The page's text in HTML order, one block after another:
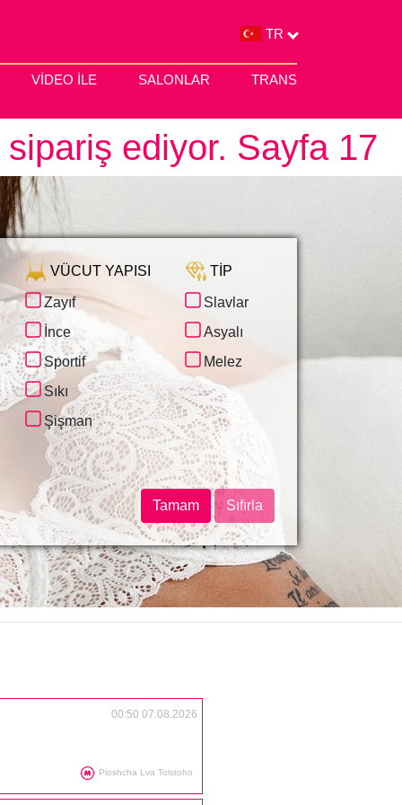
TR
VIDEO ILE SALONLAR TRANS
ediyor. Sayfa 17
HEROIV DNIPRA
MINSKA
OBOLON
PETROVKA
TARASA SHEVCHENKA
KONTRAKTOVA PLOSHCHA
POSHTOVA PLOSHCHA
MAIDAN NEZALEZHNOSTI
PLOSHCHA LVA TOLSTOHO
OLIMPIISKA
PALATS UKRAINA
LYBIDSKA
DEMIIVSKA
HOLOSIIVSKA
VASYLKIVSKA
VYSTAVKOVYI TSENTR
STRAPON
ÇIĞNEME
KIRBAÇLAMA
KÖLE
KLASIK FISTING
ANAL FISTING
ANILINGUS (ACCEPT)
RIMMING (DO)
ALTIN YAĞMUR (ISSUING)
ALTIN YAĞMUR (RESEPSIYON)
COPRO (DAĞITIM)
COPRO
VÜCUT YAPISI
Zayıf
İnce
Sportif
Sıkı
Şişman
TIP
Slavlar
Asyalı
Melez
Tamam Sıfırla
00:50 07.08.2026
Ploshcha Lva Tolstoho